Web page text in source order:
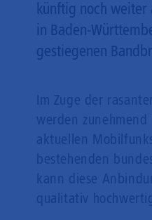
künftig noch
in Baden-
gestiegenen
Im Zuge der
werden
aktuellen
bestehenden
kann diese
qualitativ